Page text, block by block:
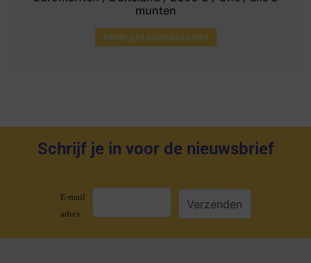
munten
Melding bij beschikbaarheid
Schrijf je in voor de nieuwsbrief
E-mail
adres: